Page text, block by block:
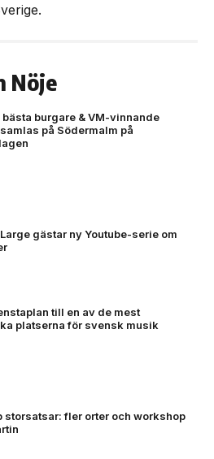
Nöje
burgare & VM-vinnande
på Södermalm på
gästar ny Youtube-serie om
till en av de mest
platserna för svensk musik
storsatsar: fler orter och workshop